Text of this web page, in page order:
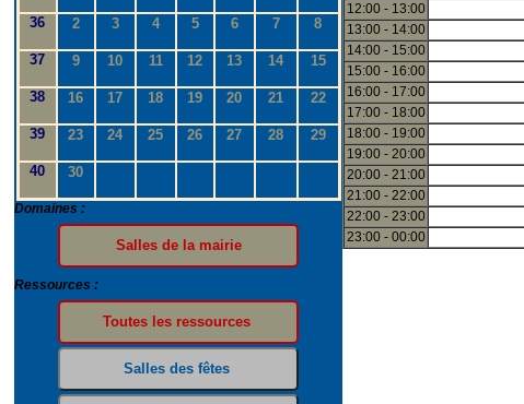
36 2 3 4 5 6 7 8
37 9 10 11 12 13 14 15
38 16 17 18 19 20 21 22
39 23 24 25 26 27 28 29
40 30
Domaines :
Ressources :
12:00 - 13:00
13:00 - 14:00
14:00 - 15:00
15:00 - 16:00
16:00 - 17:00
17:00 - 18:00
18:00 - 19:00
19:00 - 20:00
20:00 - 21:00
21:00 - 22:00
22:00 - 23:00
23:00 - 00:00